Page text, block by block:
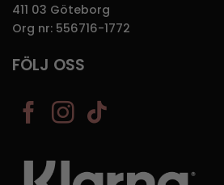
411 03 Göteborg
Org nr: 556716-1772
FÖLJ OSS